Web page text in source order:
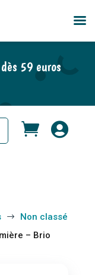
59 euros
 
$ Non classé
– Brio